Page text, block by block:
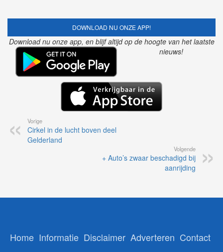
DOWNLOAD NU ONZE APP!
Download nu onze app, en blijf altijd op de hoogte van het laatste
nieuws!
Vorige
Cirkel in de lucht boven deel
Gelderland
Volgende
+ Auto’s zwaar beschadigd bij
aanrijding
Home Informatie Disclaimer Adverteren Contact